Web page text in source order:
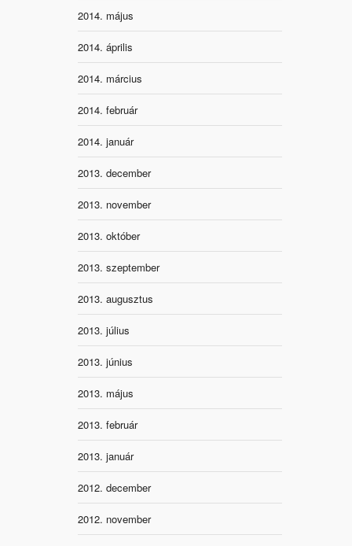
2014. május
2014. április
2014. március
2014. február
2014. január
2013. december
2013. november
2013. október
2013. szeptember
2013. augusztus
2013. július
2013. június
2013. május
2013. február
2013. január
2012. december
2012. november